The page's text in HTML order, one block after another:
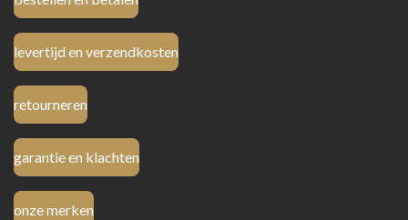
levertijd en verzendkosten
retourneren
garantie en klachten
onze merken